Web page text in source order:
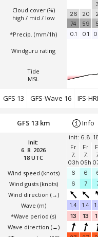
Cloud cover (%)
high / mid / low
*Precip. (mm/1h)
Windguru rating
Tide
MSL
26
74
20
59
0.1
0.1
GFS 13 GFS-Wave 16 IFS-
Init:
6. 8. 2026
18 UTC
Wind speed (knots)
Wind gusts (knots)
Wind direction (→)
Wave (m)
*Wave period (s)
Wave direction (→)
GFS 13 km Info
init: 6.8.
Fr
7.
03h
Fr
7.
05h
6
6
6
7
1.4 1.4
13
13